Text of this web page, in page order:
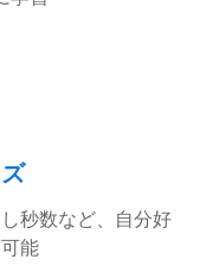
秒数など、自分好
能